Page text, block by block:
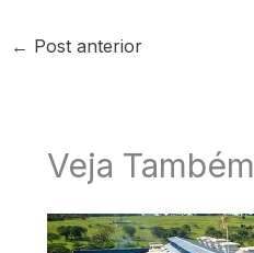
← Post anterior
Veja Também